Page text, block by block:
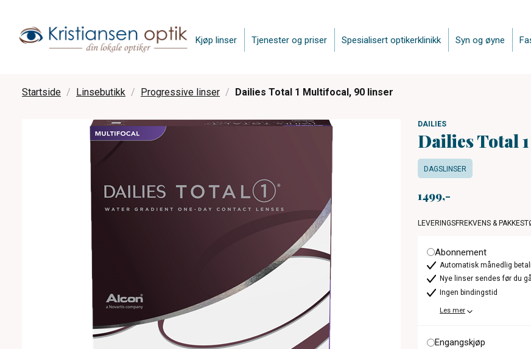
Kjøp linser Tjenester og priser Spesialisert optikerklinikk Syn og øyne
Startside Linsebutikk Progressive linser Dailies Total 1 Multifocal, 90 linser
DAILIES
Dailies Total
DAGSLINSER
1499
LEVERINGSFREKVENS &
Abonnement
Automatisk månedlig
Nye linser sendes før du
Ingen bindingstid
Les mer
Engangskjøp